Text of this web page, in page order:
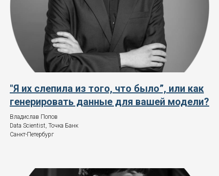
"Я их слепила из того, что было”, или как
генерировать данные для вашей модели?
Владислав Попов
Data Scientist, Точка Банк
Санкт-Петербург